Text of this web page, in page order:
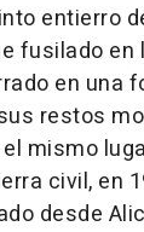
entierro
fusilado
en una
restos
mismo
civil, en
desde